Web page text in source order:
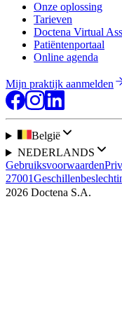
Onze oplossing
Tarieven
Doctena Virtual
Patiëntenportaal
Online agenda
Mijn praktijk aanmelden
België
NEDERLANDS
Gebruiksvoorwaarden
27001
2026 Doctena S.A.